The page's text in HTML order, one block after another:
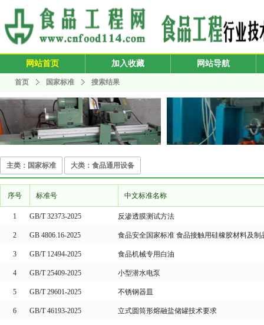
网站首页 加入收藏 网站导航
首页 国家标准 搜索结果
主类：国家标准 大类：食品通用设备
序号 标准号 中文标准名称
1 GB/T 32373-2025 反渗透膜测试方法
2 GB 4806.16-2025 食品安全国家标准 食品接触用硅橡胶材料及制
3 GB/T 12494-2025 食品机械专用白油
4 GB/T 25409-2025 小型潜水电泵
5 GB/T 29601-2025 不锈钢器皿
6 GB/T 46193-2025 立式圆筒形熔融盐储罐技术要求